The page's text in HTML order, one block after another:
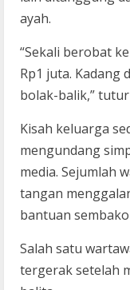
ayah.
“Sekali berobat
Rp1 juta. Kadang
bolak-balik,”
Kisah keluarga
mengundang
media. Sejumlah
tangan
bantuan
Salah satu
tergerak setelah